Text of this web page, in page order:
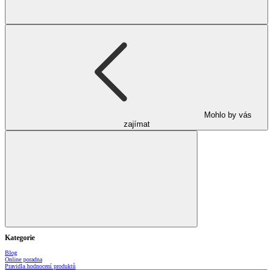
Mohlo by vás
zajímat
Kategorie
Blog
Online poradna
Pravidla hodnocení produktů